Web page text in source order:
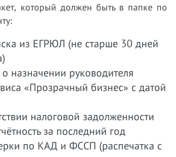
который должен быть в папке по
из ЕГРЮЛ (не старше 30 дней
назначении руководителя
«Прозрачный бизнес» с датой
налоговой задолженности
за последний год
по КАД и ФССП (распечатка с